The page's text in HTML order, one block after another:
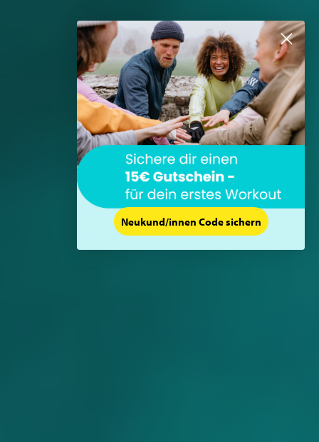
Neukund/innen Code sichern